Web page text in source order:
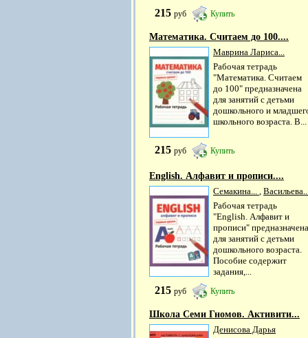
215 руб Купить
Математика. Считаем до 100....
Маврина Лариса...
Рабочая тетрадь
"Математика. Считаем
до 100" предназначена
для занятий с детьми
дошкольного и
школьного возраста. В...
215 руб Купить
English. Алфавит и прописи....
Семакина...
Рабочая тетрадь
"English. Алфавит и
прописи" предназначена
для занятий с детьми
дошкольного возраста.
Пособие содержит
задания,...
215 руб Купить
Школа Семи Гномов. Активити...
Денисова Дарья